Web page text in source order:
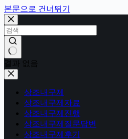
본문으로 건너뛰기
결과 없음
상조내구제
상조내구제자료
상조내구제진행
상조내구제질문답변
상조내구제후기